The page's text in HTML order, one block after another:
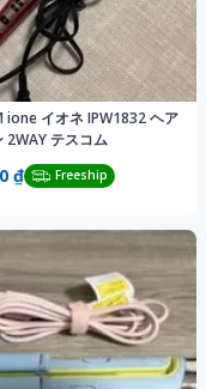
ione イオネ IPW1832 ヘア
2WAY テスコム
₫ Freeship